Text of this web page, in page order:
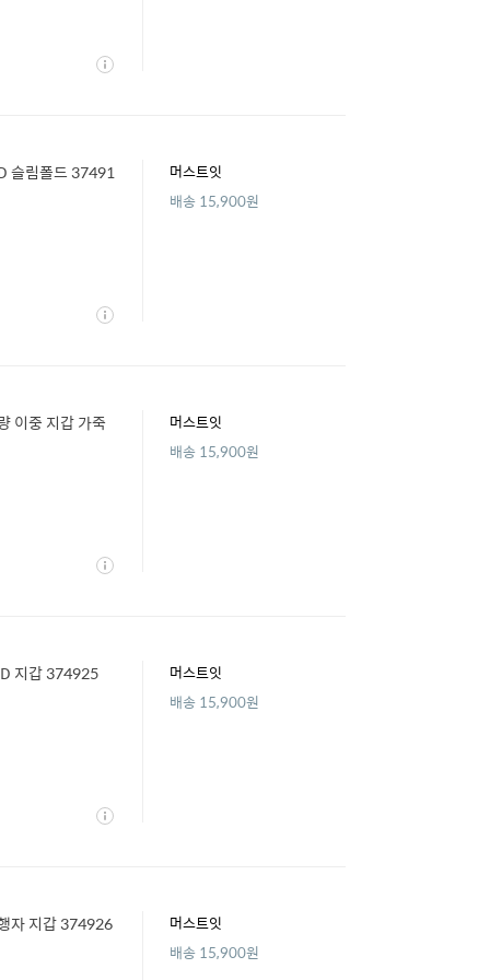
상
슬림폴드 37491
머스트잇
배송 15,900원
상
이중 지갑 가죽
머스트잇
배송 15,900원
상
지갑 374925
머스트잇
배송 15,900원
상
자 지갑 374926
머스트잇
배송 15,900원